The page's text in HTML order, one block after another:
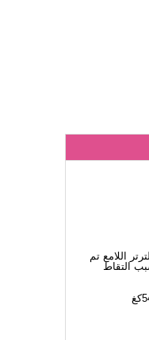
اللامع تم
التقاط